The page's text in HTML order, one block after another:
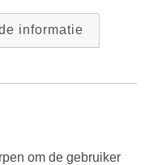
informatie
om de gebruiker